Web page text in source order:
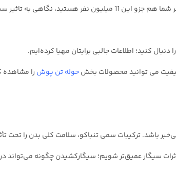
است؟ یک ششم کل جمعیت کشور، روزانه سیگار می‌کشند. اگر شما هم جزو
کنید؛ اطلاعات جالبی برایتان مهیا کرده‌ایم.
می توانید محصولات بخشحوله تن پوش را مشاهده
باشد. ترکیبات سمی تنباکو، سلامت کلی بدن را تحت
سیگار عمیق‌تر شویم؛ سیگارکشیدن چگونه می‌تواند در